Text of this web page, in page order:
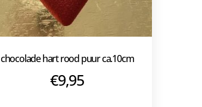
chocolade hart rood puur ca.10cm
€9,95